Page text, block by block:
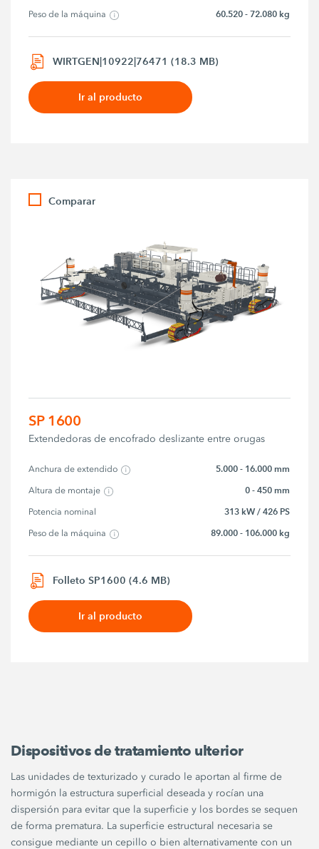
Peso de la máquina 60.520 - 72.080 kg
WIRTGEN|10922|76471 (18.3 MB)
Ir al producto
Comparar
SP 1600
Extendedoras de encofrado deslizante entre orugas
Anchura de extendido 5.000 - 16.000 mm
Altura de montaje 0 - 450 mm
Potencia nominal 313 kW / 426 PS
Peso de la máquina 89.000 - 106.000 kg
Folleto SP1600 (4.6 MB)
Ir al producto
Dispositivos de tratamiento ulterior
Las unidades de texturizado y curado le aportan al firme de
hormigón la estructura superficial deseada y rocían una
dispersión para evitar que la superficie y los bordes se sequen
de forma prematura. La superficie estructural necesaria se
consigue mediante un cepillo o bien alternativamente con un